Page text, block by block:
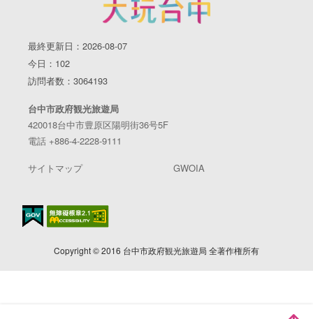
最終更新日：2026-08-07
今日：102
訪問者数：3064193
台中市政府観光旅遊局
420018台中市豊原区陽明街36号5F
電話 +886-4-2228-9111
サイトマップ GWOIA
Copyright © 2016 台中市政府観光旅遊局 全著作権所有